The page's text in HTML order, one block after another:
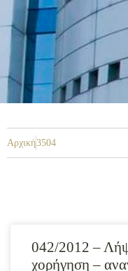
Αρχική3504
042/2012 –
χορήγηση –